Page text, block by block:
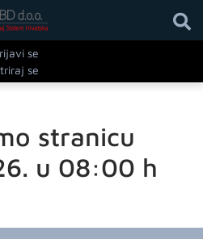
se
se
stranicu
u 08:00 h